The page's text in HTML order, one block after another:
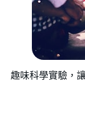
趣味科學實驗，